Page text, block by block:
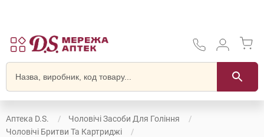
Аптека D.S.
Чоловічі Засоби Для Гоління
Чоловічі Бритви Та Картриджі